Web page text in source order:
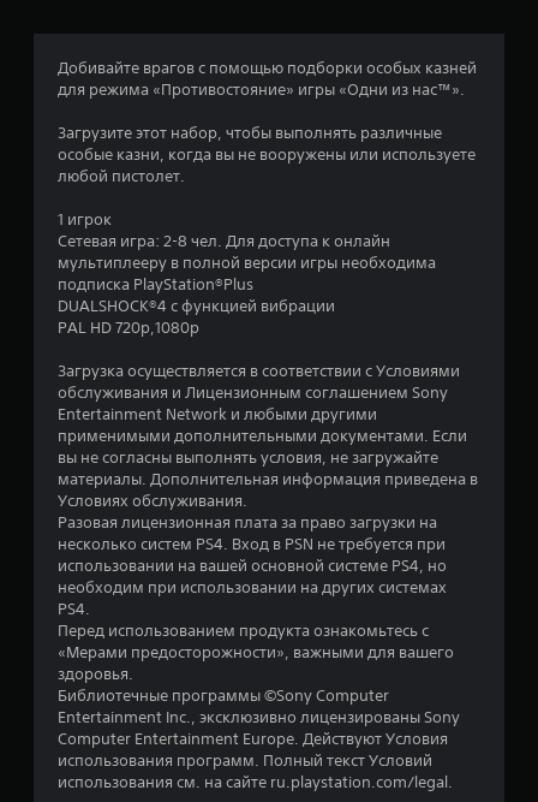
:
4
4
я
т
и
в
е
з
н
а
Добивайте врагов с помощью подборки особых казней
для режима «Противостояние» игры «Одни из нас™».
Загрузите этот набор, чтобы выполнять различные
особые казни, когда вы не вооружены или используете
любой пистолет.
1 игрок
Сетевая игра: 2-8 чел. Для доступа к онлайн
мультиплееру в полной версии игры необходима
подписка PlayStation®Plus
DUALSHOCK®4 с функцией вибрации
PAL HD 720p,1080p
Загрузка осуществляется в соответствии с Условиями
обслуживания и Лицензионным соглашением Sony
Entertainment Network и любыми другими
применимыми дополнительными документами. Если
вы не согласны выполнять условия, не загружайте
материалы. Дополнительная информация приведена в
Условиях обслуживания.
Разовая лицензионная плата за право загрузки на
несколько систем PS4. Вход в PSN не требуется при
использовании на вашей основной системе PS4, но
необходим при использовании на других системах
PS4.
Перед использованием продукта ознакомьтесь с
«Мерами предосторожности», важными для вашего
здоровья.
Библиотечные программы ©Sony Computer
Entertainment Inc., эксклюзивно лицензированы Sony
Computer Entertainment Europe. Действуют Условия
использования программ. Полный текст Условий
использования см. на сайте ru.playstation.com/legal.